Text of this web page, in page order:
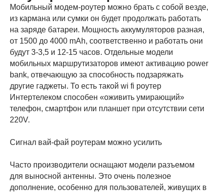
Мобильный модем-роутер можно брать с собой везде,
из кармана или сумки он будет продолжать работать
на заряде батареи. Мощность аккумуляторов разная,
от 1500 до 4000 mAh, соответственно и работать они
будут 3-3,5 и 12-15 часов. Отдельные модели
мобильных маршрутизаторов имеют активацию power
bank, отвечающую за способность подзаряжать
другие гаджеты. То есть такой wi fi роутер
Интертелеком способен «оживить умирающий»
телефон, смартфон или планшет при отсутствии сети
220V.
Сигнал вай-фай роутерам можно усилить
Часто производители оснащают модели разъемом
для выносной антенны. Это очень полезное
дополнение, особенно для пользователей, живущих в